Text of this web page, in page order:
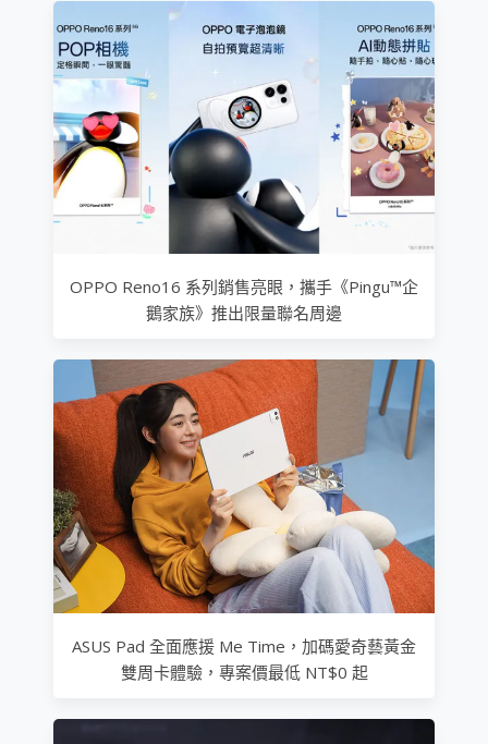
OPPO Reno16 系列銷售亮眼，攜手《Pingu™企
鵝家族》推出限量聯名周邊
ASUS Pad 全面應援 Me Time，加碼愛奇藝黃金
雙周卡體驗，專案價最低 NT$0 起